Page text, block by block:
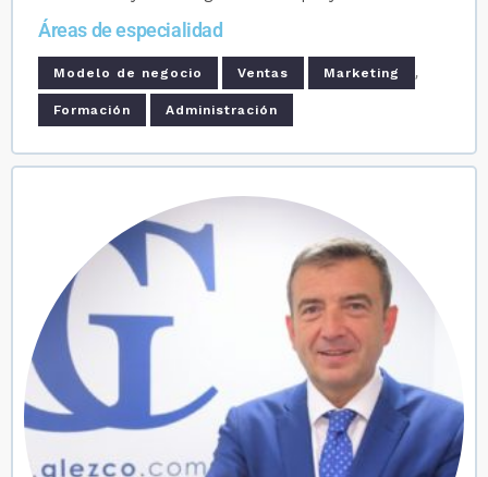
Áreas de especialidad
Modelo de negocio Ventas Marketing ,
Formación Administración